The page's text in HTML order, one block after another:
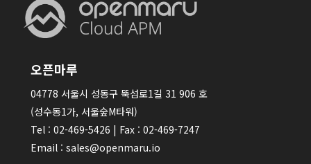
오픈마루
04778 서울시 성동구 뚝섬로1길 31 906 호
(성수동1가, 서울숲M타워)
Tel : 02-469-5426 | Fax : 02-469-7247
Email : sales@openmaru.io